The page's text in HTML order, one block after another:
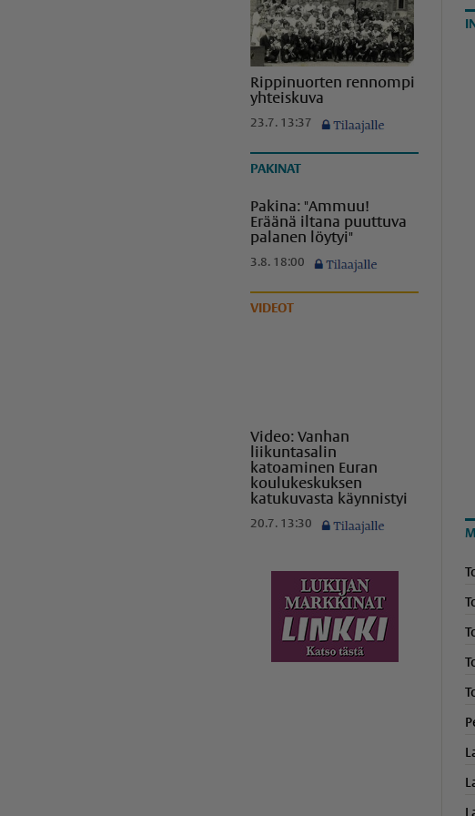
Rippinuorten rennompi
yhteiskuva
23.7. 13:37
PAKINAT
Pakina: "Ammuu!
Eräänä iltana puuttuva
palanen löytyi"
3.8. 18:00
VIDEOT
Video: Vanhan
liikuntasalin
katoaminen Euran
koulukeskuksen
katukuvasta käynnistyi
20.7. 13:30